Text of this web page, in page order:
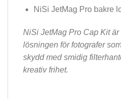
NiSi JetMag Pro bakre
NiSi JetMag Pro Cap Kit är
lösningen för fotografer
skydd med smidig
kreativ frihet.